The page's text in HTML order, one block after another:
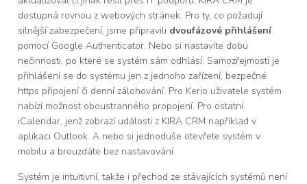
dostupná rovnou z webových stránek. Pro ty, co požadují
silnější zabezpečení, jsme připravili dvoufázové přihlášení
pomocí Google Authenticator. Nebo si nastavíte dobu
nečinnosti, po které se systém sám odhlásí. Samozřejmostí je
přihlášení se do systému jen z jednoho zařízení, bezpečné
https připojení či denní zálohování. Pro Kerio uživatele systém
nabízí možnost oboustranného propojení. Pro ostatní
iCalendar, jenž zobrazí události z KIRA CRM například v
aplikaci Outlook. A nebo si jednoduše otevřete systém v
mobilu a brouzdáte bez nastavování.
Systém je intuitivní, takže i přechod ze stávajících systémů není